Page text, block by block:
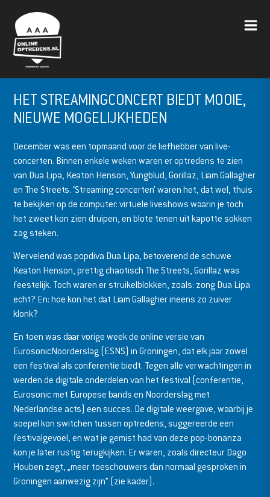
HET STREAMINGCONCERT BIEDT MOOIE,
NIEUWE MOGELIJKHEDEN
December was een topmaand voor de liefhebber van live-
concerten. Binnen enkele weken waren er optredens te zien
van Dua Lipa, Keaton Henson, Yungblud, Gorillaz, Liam Gallagher
en The Streets. ‘Streaming concerten’ waren het, dat wel, thuis
te bekijken op de computer: virtuele liveshows waarin je toch
het zweet kon zien druipen, en blote tenen uit kapotte sokken
zag steken.
Wervelend was popdiva Dua Lipa, betoverend de schuwe
Keaton Henson, prettig chaotisch The Streets, Gorillaz was
feestelijk. Toch waren er struikelblokken, zoals: zong Dua Lipa
echt? En: hoe kon het dat Liam Gallagher ineens zo zuiver
klonk?
En toen was daar vorige week de online versie van
EurosonicNoorderslag (ESNS) in Groningen, dat elk jaar zowel
een festival als conferentie biedt. Tegen alle verwachtingen in
werden de digitale onderdelen van het festival (conferentie,
Eurosonic met Europese bands en Noorderslag met
Nederlandse acts) een succes. De digitale weergave, waarbij je
soepel kon switchen tussen optredens, suggereerde een
festivalgevoel, en wat je gemist had van deze pop-bonanza
kon je later rustig terugkijken. Er waren, zoals directeur Dago
Houben zegt, „meer toeschouwers dan normaal gesproken in
Groningen aanwezig zijn” (zie kader).